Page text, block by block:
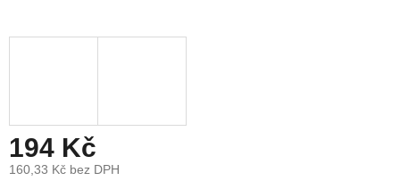
194 Kč
160,33 Kč bez DPH